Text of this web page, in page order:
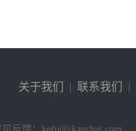
关于我们 | 联系我们 |